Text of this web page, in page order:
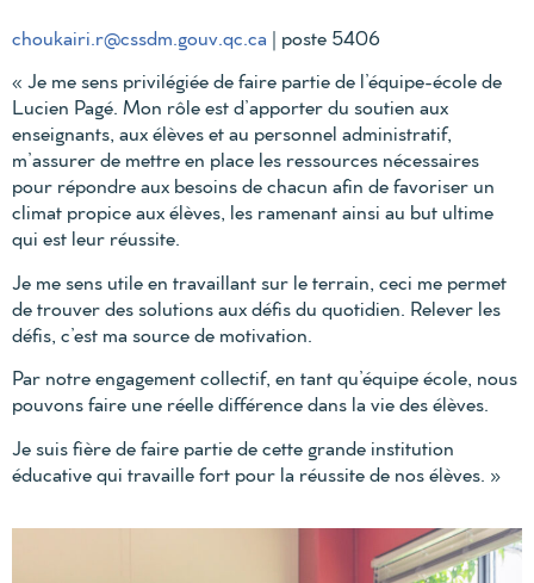
choukairi.r@cssdm.gouv.qc.ca | poste 5406
« Je me sens privilégiée de faire partie de l’équipe-école de
Lucien Pagé. Mon rôle est d’apporter du soutien aux
enseignants, aux élèves et au personnel administratif,
m’assurer de mettre en place les ressources nécessaires
pour répondre aux besoins de chacun afin de favoriser un
climat propice aux élèves, les ramenant ainsi au but ultime
qui est leur réussite.
Je me sens utile en travaillant sur le terrain, ceci me permet
de trouver des solutions aux défis du quotidien. Relever les
défis, c’est ma source de motivation.
Par notre engagement collectif, en tant qu’équipe école, nous
pouvons faire une réelle différence dans la vie des élèves.
Je suis fière de faire partie de cette grande institution
éducative qui travaille fort pour la réussite de nos élèves. »